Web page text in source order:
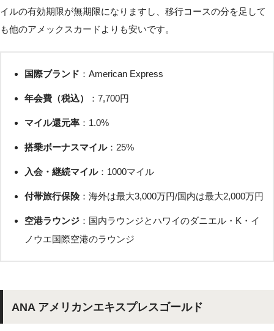
イルの有効期限が無期限になりますし、移行コースの分を足して
も他のアメックスカードよりも安いです。
国際ブランド ：American Express
年会費（税込） ：7,700円
マイル還元率：1.0%
搭乗ボーナスマイル：25%
入会・継続マイル：1000マイル
付帯旅行保険：海外は最大3,000万円/国内は最大2,000万円
空港ラウンジ：国内ラウンジとハワイのダニエル・K・イ
ノウエ国際空港のラウンジ
ANA アメリカンエキスプレスゴールド